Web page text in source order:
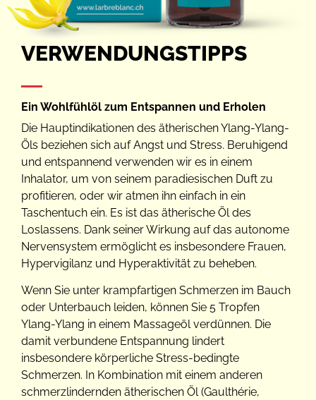
VERWENDUNGSTIPPS
Ein Wohlfühlöl zum Entspannen und Erholen
Die Hauptindikationen des ätherischen Ylang-Ylang-
Öls beziehen sich auf Angst und Stress. Beruhigend
und entspannend verwenden wir es in einem
Inhalator, um von seinem paradiesischen Duft zu
profitieren, oder wir atmen ihn einfach in ein
Taschentuch ein. Es ist das ätherische Öl des
Loslassens. Dank seiner Wirkung auf das autonome
Nervensystem ermöglicht es insbesondere Frauen,
Hypervigilanz und Hyperaktivität zu beheben.
Wenn Sie unter krampfartigen Schmerzen im Bauch
oder Unterbauch leiden, können Sie 5 Tropfen
Ylang-Ylang in einem Massageöl verdünnen. Die
damit verbundene Entspannung lindert
insbesondere körperliche Stress-bedingte
Schmerzen. In Kombination mit einem anderen
schmerzlindernden ätherischen Öl (Gaulthérie,